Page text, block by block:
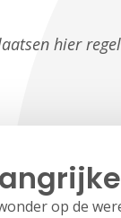
hier
op de